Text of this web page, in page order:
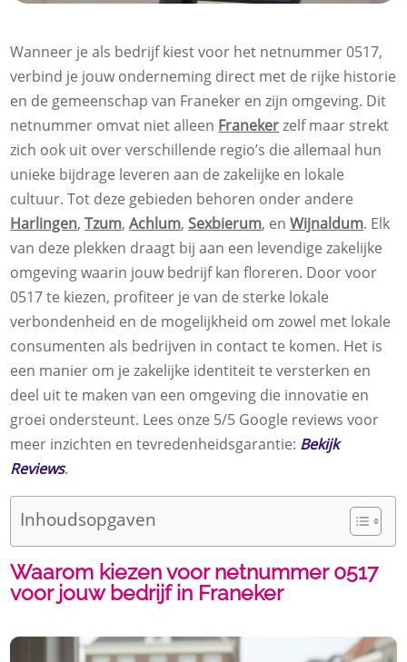
Wanneer je als bedrijf kiest voor het netnummer 0517,
verbind je jouw onderneming direct met de rijke historie
en de gemeenschap van Franeker en zijn omgeving. Dit
netnummer omvat niet alleen Franekerzelf maar strekt
zich ook uit over verschillende regio’s die allemaal hun
unieke bijdrage leveren aan de zakelijke en lokale
cultuur. Tot deze gebieden behoren onder andere
Harlingen,Tzum,Achlum,Sexbierum, enWijnaldum. Elk
van deze plekken draagt bij aan een levendige zakelijke
omgeving waarin jouw bedrijf kan floreren. Door voor
0517 te kiezen, profiteer je van de sterke lokale
verbondenheid en de mogelijkheid om zowel met lokale
consumenten als bedrijven in contact te komen. Het is
een manier om je zakelijke identiteit te versterken en
deel uit te maken van een omgeving die innovatie en
groei ondersteunt. Lees onze 5/5 Google reviews voor
meer inzichten en tevredenheidsgarantie: Bekijk
Reviews.
Inhoudsopgaven
Waarom kiezen voor netnummer 0517
voor jouw bedrijf in Franeker